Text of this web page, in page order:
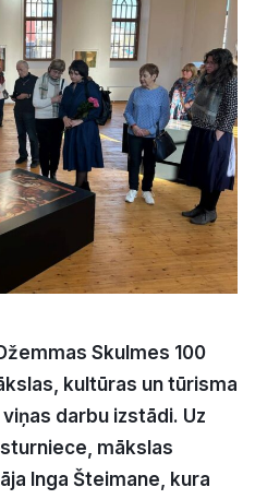
Skulmes 100
kultūras un tūrisma
darbu izstādi. Uz
mākslas
Inga Šteimane, kura